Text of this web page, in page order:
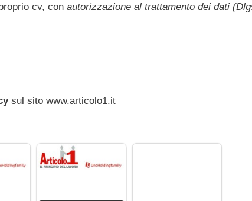
cv, con autorizzazione al trattamento dei dati
sul sito www.articolo1.it